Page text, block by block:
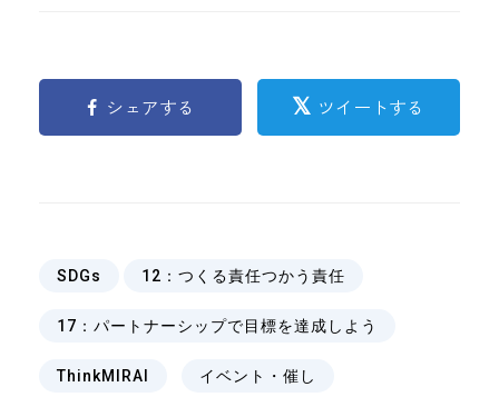
シェアする ツイートする
SDGs 12：つくる責任つかう責任
17：パートナーシップで目標を達成しよう
ThinkMIRAI イベント・催し